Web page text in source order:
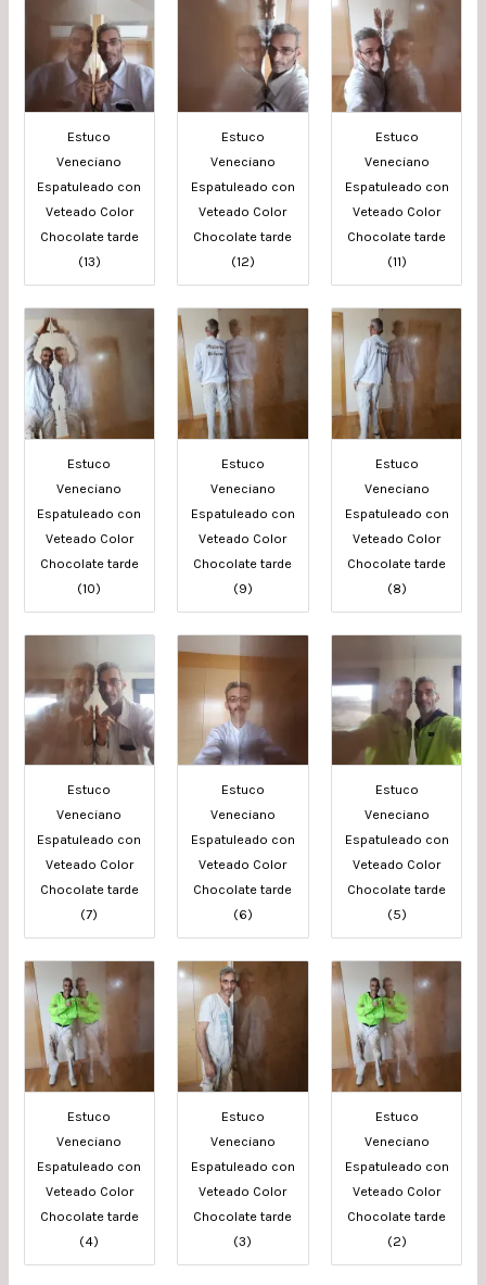
Estuco
Veneciano
Espatuleado con
Veteado Color
Chocolate tarde
(13)
Estuco
Veneciano
Espatuleado con
Veteado Color
Chocolate tarde
(12)
Estuco
Veneciano
Espatuleado con
Veteado Color
Chocolate tarde
(11)
Estuco
Veneciano
Espatuleado con
Veteado Color
Chocolate tarde
(10)
Estuco
Veneciano
Espatuleado con
Veteado Color
Chocolate tarde
(9)
Estuco
Veneciano
Espatuleado con
Veteado Color
Chocolate tarde
(8)
Estuco
Veneciano
Espatuleado con
Veteado Color
Chocolate tarde
(7)
Estuco
Veneciano
Espatuleado con
Veteado Color
Chocolate tarde
(6)
Estuco
Veneciano
Espatuleado con
Veteado Color
Chocolate tarde
(5)
Estuco
Veneciano
Espatuleado con
Veteado Color
Chocolate tarde
(4)
Estuco
Veneciano
Espatuleado con
Veteado Color
Chocolate tarde
(3)
Estuco
Veneciano
Espatuleado con
Veteado Color
Chocolate tarde
(2)